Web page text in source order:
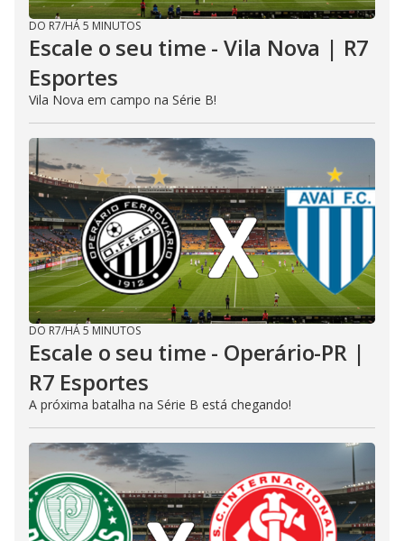
DO R7/HÁ 5 MINUTOS
Escale o seu time - Vila Nova | R7
Esportes
Vila Nova em campo na Série B!
DO R7/HÁ 5 MINUTOS
Escale o seu time - Operário-PR |
R7 Esportes
A próxima batalha na Série B está chegando!